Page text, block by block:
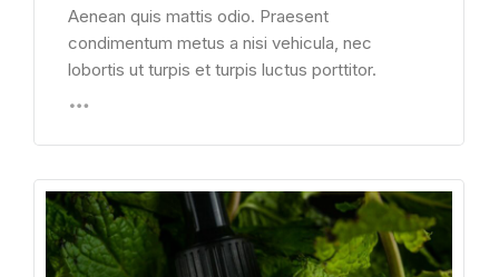
Aenean quis mattis odio. Praesent
condimentum metus a nisi vehicula, nec
lobortis ut turpis et turpis luctus porttitor.